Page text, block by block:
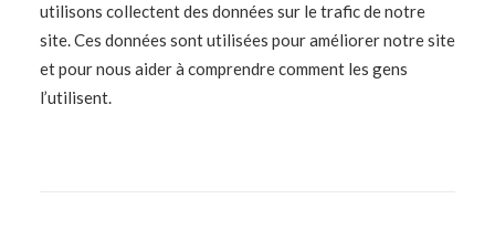
utilisons collectent des données sur le trafic de notre
site. Ces données sont utilisées pour améliorer notre site
et pour nous aider à comprendre comment les gens
l’utilisent.